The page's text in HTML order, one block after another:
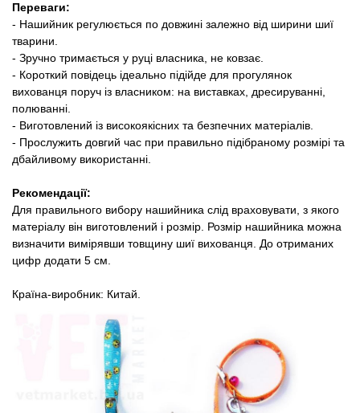
Переваги:
​​- Нашийник регулюється по довжині залежно від ширини шиї
тварини.
- Зручно тримається у руці власника, не ковзає.
- Короткий повідець ідеально підійде для прогулянок
вихованця поруч із власником: на виставках, дресируванні,
полюванні.
- Виготовлений із високоякісних та безпечних матеріалів.
- Прослужить довгий час при правильно підібраному розмірі та
дбайливому використанні.
Рекомендації:
Для правильного вибору нашийника слід враховувати, з якого
матеріалу він виготовлений і розмір. Розмір нашийника можна
визначити вимірявши товщину шиї вихованця. До отриманих
цифр додати 5 см.
Країна-виробник: Китай.